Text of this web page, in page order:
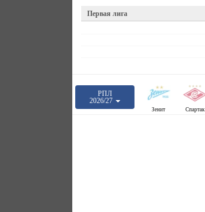
Первая лига
РПЛ
2026/27
Зенит Спартак